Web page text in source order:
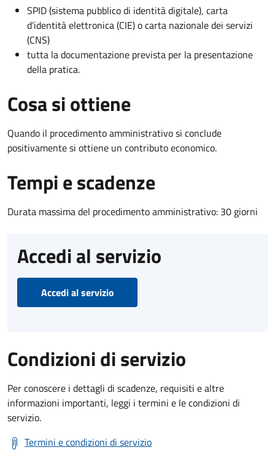
SPID (sistema pubblico di identità digitale), carta
d’identità elettronica (CIE) o carta nazionale dei servizi
(CNS)
tutta la documentazione prevista per la presentazione
della pratica.
Cosa si ottiene
Quando il procedimento amministrativo si conclude
positivamente si ottiene un contributo economico.
Tempi e scadenze
Durata massima del procedimento amministrativo: 30 giorni
Accedi al servizio
Accedi al servizio
Condizioni di servizio
Per conoscere i dettagli di scadenze, requisiti e altre
informazioni importanti, leggi i termini e le condizioni di
servizio.
Termini e condizioni di servizio